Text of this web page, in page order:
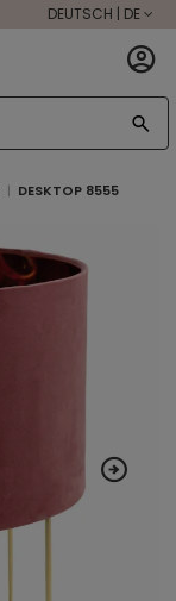
DEUTSCH | DE
DESKTOP 8555